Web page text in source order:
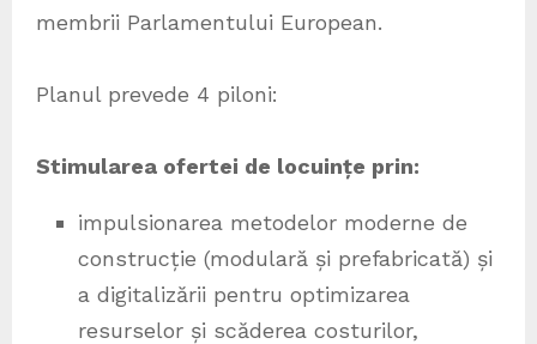
membrii Parlamentului European.
Planul prevede 4 piloni:
Stimularea ofertei de locuințe prin:
impulsionarea metodelor moderne de
construcție (modulară și prefabricată) și
a digitalizării pentru optimizarea
resurselor și scăderea costurilor,